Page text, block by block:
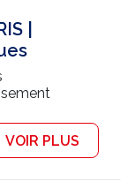
|
VOIR PLUS